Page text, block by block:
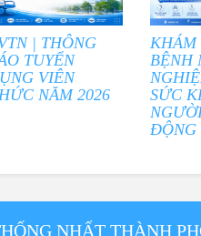
| THÔNG
TUYỂN
VIÊN
NĂM 2026
KHÁM
BỆNH
SỨC
ĐỘNG
NHẤT THÀNH